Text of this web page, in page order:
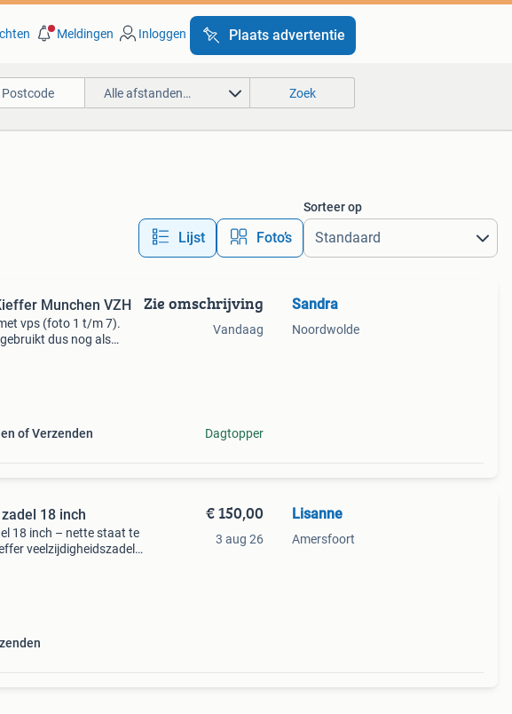
Meldingen Inloggen Plaats advertentie
Alle afstanden… Zoek
Lijst Foto’s
Sorteer op
Munchen VZH
vps (foto 1 t/m 7).
dus nog als
of Verzenden
Zie omschrijving
Vandaag
Dagtopper
Sandra
Noordwolde
18 inch
18 inch – nette staat te
veelzijdigheidszadel
€ 150,00
3 aug 26
Lisanne
Amersfoort